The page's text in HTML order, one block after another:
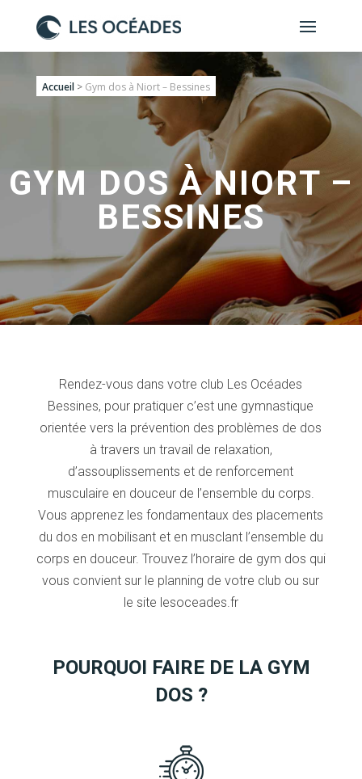
Accueil> Gym dos à Niort – Bessines
GYM DOS À NIORT –
BESSINES
Rendez-vous dans votre club Les Océades
Bessines, pour pratiquer c’est une gymnastique
orientée vers la prévention des problèmes de dos
à travers un travail de relaxation,
d’assouplissements et de renforcement
musculaire en douceur de l’ensemble du corps.
Vous apprenez les fondamentaux des placements
du dos en mobilisant et en musclant l’ensemble du
corps en douceur. Trouvez l’horaire de gym dos qui
vous convient sur le planning de votre club ou sur
le site lesoceades.fr
POURQUOI FAIRE DE LA GYM
DOS ?